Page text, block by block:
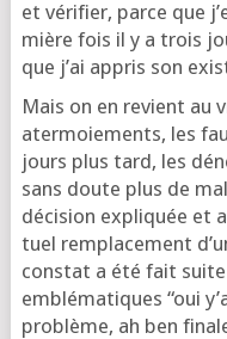
et véri­fier, parce que
mière fois il y a trois
que j’ai appris son
Mais on en revient au
ater­moie­ments, les
jours plus tard, les
sans doute plus de mal
déci­sion expli­quée et
tuel rem­pla­ce­ment
constat a été fait suite
emblé­ma­tiques “oui
pro­blème, ah ben